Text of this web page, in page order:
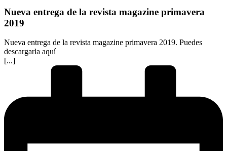
Nueva entrega de la revista magazine primavera
2019
Nueva entrega de la revista magazine primavera 2019. Puedes
descargarla aquí
[...]